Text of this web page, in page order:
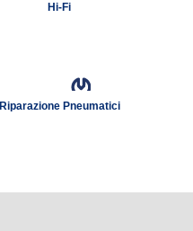
Hi-Fi
Riparazione Pneumatici